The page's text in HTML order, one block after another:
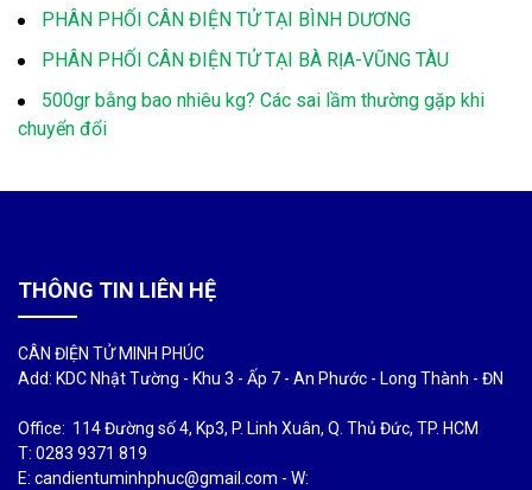
PHÂN PHỐI CÂN ĐIỆN TỬ TẠI BÌNH DƯƠNG
PHÂN PHỐI CÂN ĐIỆN TỬ TẠI BÀ RỊA-VŨNG TÀU
500gr bằng bao nhiêu kg? Các sai lầm thường gặp khi
chuyển đổi
THÔNG TIN LIÊN HỆ
CÂN ĐIỆN TỬ MINH PHÚC
Add: KDC Nhật Tường - Khu 3 - Ấp 7 - An Phước - Long Thành - ĐN
Office: 114 Đường số 4, Kp3, P. Linh Xuân, Q. Thủ Đức, TP. HCM
T: 0283 9371 819
E: candientuminhphuc@gmail.com - W: